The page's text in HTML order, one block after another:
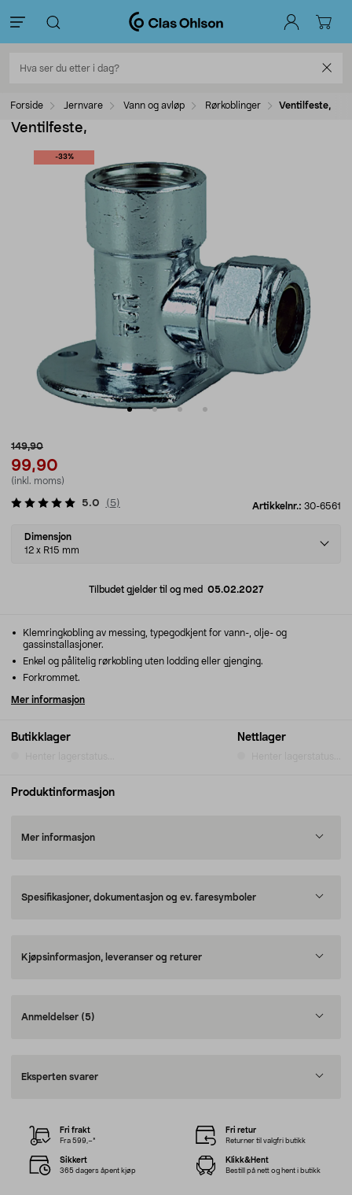
Forside Jernvare Vann og avløp Rørkoblinger Ventilfeste,
Ventilfeste,
-33%
149,90
99,90
(inkl. moms)
Artikkelnr.: 30-6561
5.0 ( 5)
Select
variant
Dimensjon
12 x R15 mm
Tilbudet gjelder til og med 05.02.2027
Butikklager Nettlager
Klemringkobling av messing, typegodkjent for vann-, olje- og
gassinstallasjoner.
Enkel og pålitelig rørkobling uten lodding eller gjenging.
Forkrommet.
Mer informasjon
Produktinformasjon
Mer informasjon
Spesifikasjoner, dokumentasjon og ev. faresymboler
Kjøpsinformasjon, leveranser og returer
Anmeldelser (5)
Eksperten svarer
Fri frakt
Fra 599,–*
Fri retur
Returner til valgfri butikk
Sikkert
365 dagers åpent kjøp
Klikk&Hent
Bestill på nett og hent i butikk